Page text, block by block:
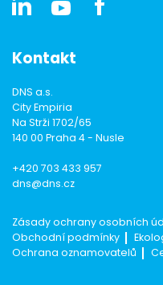
Kontakt
DNS a.s.
City Empiria
Na Strži 1702/65
140 00 Praha 4 - Nusle
+420 703 433 957
dns@dns.cz
Zásady ochrany osobních
Obchodní podmínky
Ochrana oznamovatelů